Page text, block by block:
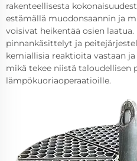
rakenteellisesta
estämällä muodonsaannin ja
voisivat heikentää osien
pinnankäsittelyt ja
kemiallisia reaktioita vastaan
mikä tekee niistä taloudellisen
lämpökuoriaoperaatioille.